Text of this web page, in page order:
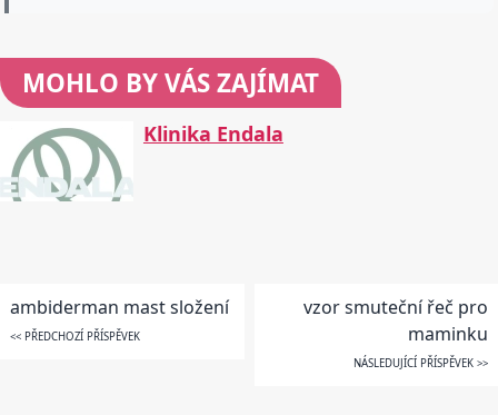
MOHLO BY VÁS ZAJÍMAT
Klinika Endala
ambiderman mast složení
<< PŘEDCHOZÍ PŘÍSPĚVEK
vzor smuteční řeč pro
maminku
NÁSLEDUJÍCÍ PŘÍSPĚVEK >>